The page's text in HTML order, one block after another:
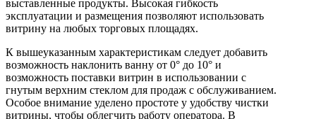
выставленные продукты. Высокая гибкость
эксплуатации и размещения позволяют использовать
витрину на любых торговых площадях.
К вышеуказанным характеристикам следует добавить
возможность наклонить ванну от 0° до 10° и
возможность поставки витрин в использовании с
гнутым верхним стеклом для продаж с обслуживанием.
Особое внимание уделено простоте у удобству чистки
витрины, чтобы облегчить работу оператора. В